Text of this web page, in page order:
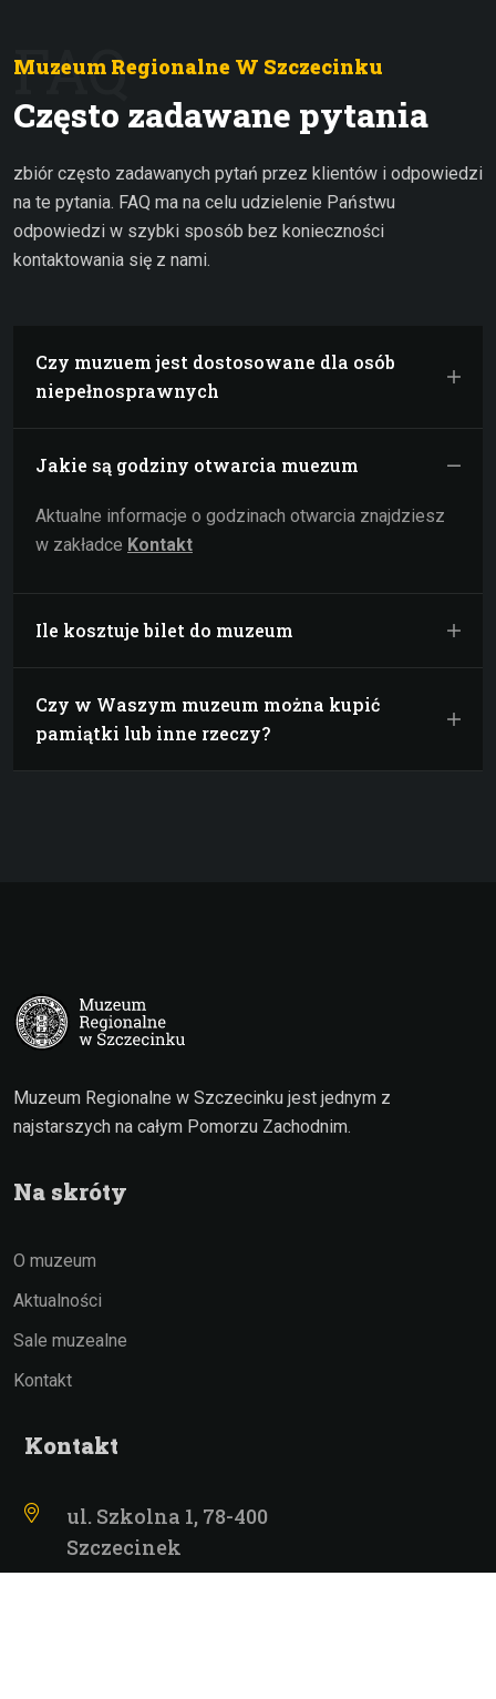
FAQ
Muzeum Regionalne W Szczecinku
Często zadawane pytania
zbiór często zadawanych pytań przez klientów i odpowiedzi
na te pytania. FAQ ma na celu udzielenie Państwu
odpowiedzi w szybki sposób bez konieczności
kontaktowania się z nami.
Czy muzuem jest dostosowane dla osób
niepełnosprawnych
Jakie są godziny otwarcia muezum
Aktualne informacje o godzinach otwarcia znajdziesz
w zakładce Kontakt
Ile kosztuje bilet do muzeum
Czy w Waszym muzeum można kupić
pamiątki lub inne rzeczy?
Muzeum Regionalne w Szczecinku jest jednym z
najstarszych na całym Pomorzu Zachodnim.
Na skróty
O muzeum
Aktualności
Sale muzealne
Kontakt
Kontakt
ul. Szkolna 1, 78-400
Szczecinek